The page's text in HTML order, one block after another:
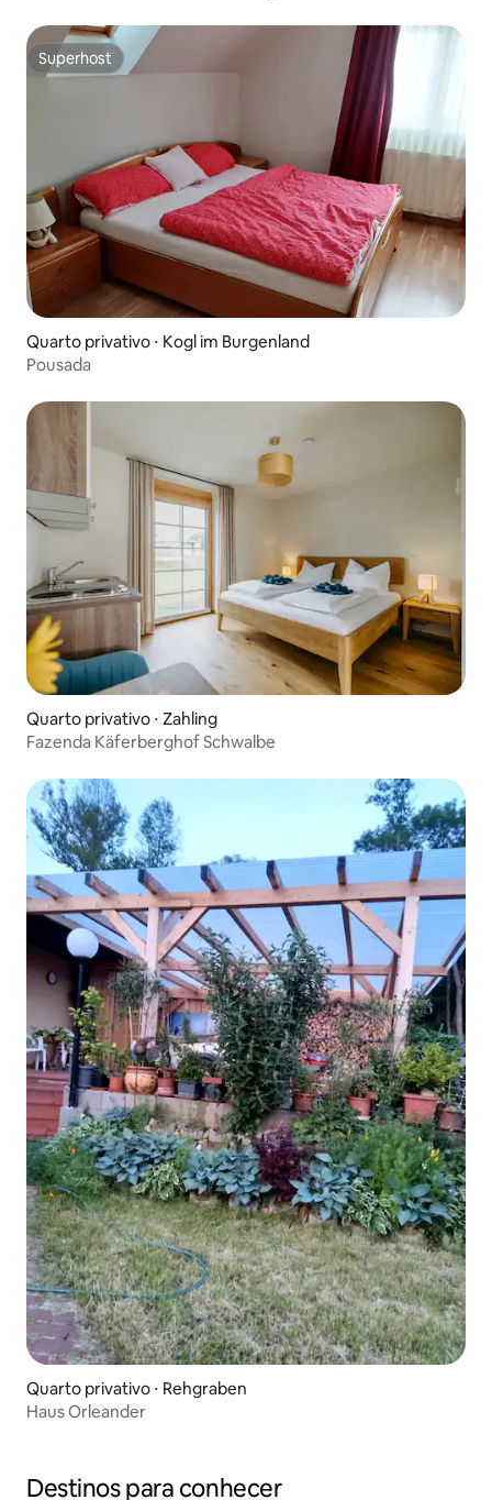
Superhost
Superhost
Quarto privativo ⋅ Kogl im Burgenland
Pousada
Quarto privativo ⋅ Zahling
Fazenda Käferberghof Schwalbe
Quarto privativo ⋅ Rehgraben
Haus Orleander
Destinos para conhecer